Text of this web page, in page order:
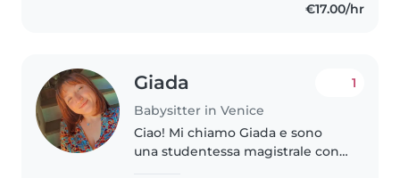
€17.00/hr
Giada
Babysitter in Venice
1
Ciao! Mi chiamo Giada e sono
una studentessa magistrale con